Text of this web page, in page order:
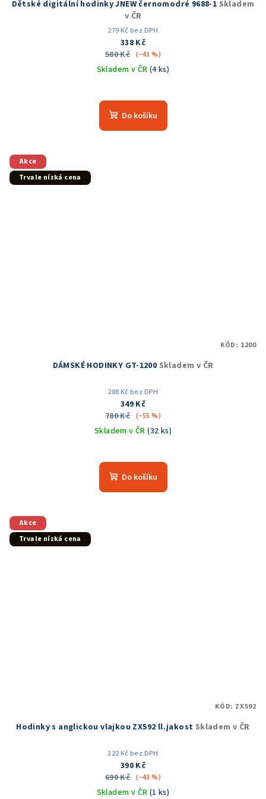
Dětské digitální hodinky JNEW černomodré 9688-1 Skladem
v ČR
279 Kč bez DPH
338 Kč
580 Kč (–41 %)
Skladem v ČR (4 ks)
hodnocení
produktu
Do košíku
Akce
Trvale nízká cena
DÁMSKÉ HODINKY GT-1200 Skladem v ČR
288 Kč bez DPH
349 Kč
780 Kč (–55 %)
Skladem v ČR(32 ks)
hodnocení
produktu
Do košíku
KÓD: 1200
Akce
Trvale nízká cena
Hodinky s anglickou vlajkou ZX592 ll.jakost Skladem v ČR
322 Kč bez DPH
390 Kč
690 Kč (–43 %)
Skladem v ČR (1 ks)
KÓD: ZX592